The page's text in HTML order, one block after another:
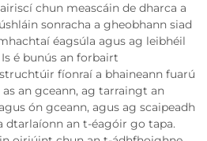
chun meascáin de dharca a
sonracha a gheobhann siad
éagsúla agus ag leibhéil
é bunús an forbairt
fíonraí a bhaineann fuarú
an gceann, ag tarraingt an
ón gceann, agus ag scaipeadh
dtarlaíonn an t-éagóir go tapa.